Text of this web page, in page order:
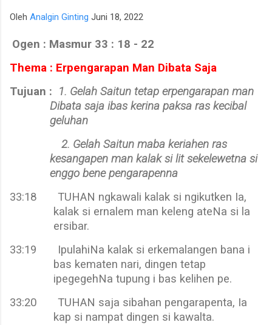
para talenta muda berpotensi tinggi seperti IM Satria Duta
yang diperkuat jajaran Master Internasional Wanita (WIM)
dan Chelsea Monica Ignesias Sihite memiliki kedalaman sku...
Oleh Analgin Ginting Juni 18, 2022
Ogen : Masmur 33 : 18 - 22
Thema : Erpengarapan Man Dibata Saja
Tujuan : 1. Gelah Saitun tetap erpengarapan man
Dibata saja ibas kerina paksa ras kecibal
geluhan
2. Gelah Saitun maba keriahen ras
kesangapen man kalak si lit sekelewetna si
enggo bene pengarapenna
33:18
TUHAN ngkawali kalak si ngikutken Ia,
kalak si ernalem man keleng ateNa si la
ersibar.
33:19
IpulahiNa kalak si erkemalangen bana i
bas kematen nari, dingen tetap
ipegegehNa tupung i bas kelihen pe.
33:20
TUHAN saja sibahan pengarapenta, Ia
kap si nampat dingen si kawalta.